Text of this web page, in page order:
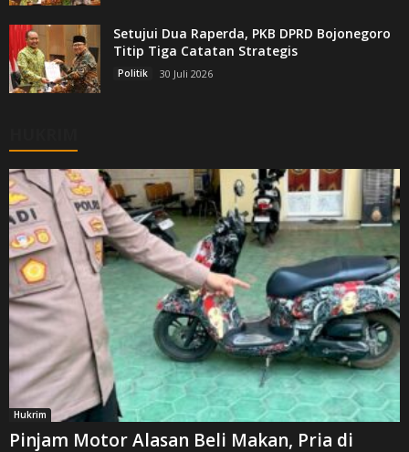
Setujui Dua Raperda, PKB DPRD Bojonegoro
Titip Tiga Catatan Strategis
Politik 30 Juli 2026
Hukrim
Pinjam Motor Alasan Beli Makan, Pria di